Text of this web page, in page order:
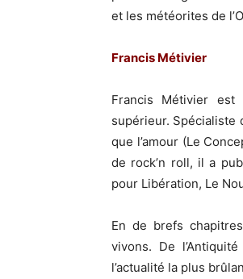
et les météorites de
Francis Métivier
Francis Métivier est
supérieur. Spécialiste
que l’amour (Le
de rock’n roll, il a
pour Libération, Le
En de brefs
vivons. De
l’actualité la plus